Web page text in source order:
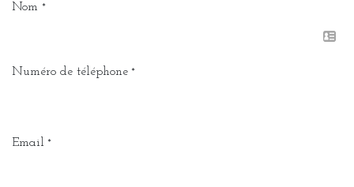
Nom *
Numéro de téléphone *
Email *